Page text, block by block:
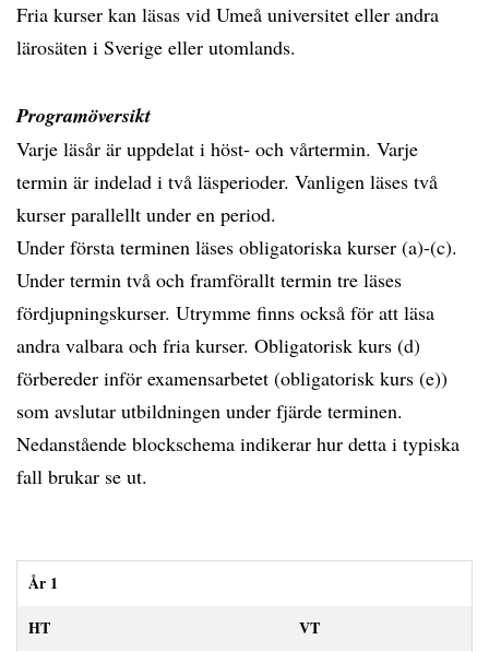
Fria kurser kan läsas vid Umeå universitet eller andra
lärosäten i Sverige eller utomlands.
Programöversikt
Varje läsår är uppdelat i höst- och vårtermin. Varje
termin är indelad i två läsperioder. Vanligen läses två
kurser parallellt under en period.
Under första terminen läses obligatoriska kurser (a)-(c).
Under termin två och framförallt termin tre läses
fördjupningskurser. Utrymme finns också för att läsa
andra valbara och fria kurser. Obligatorisk kurs (d)
förbereder inför examensarbetet (obligatorisk kurs (e))
som avslutar utbildningen under fjärde terminen.
Nedanstående blockschema indikerar hur detta i typiska
fall brukar se ut.
År 1
HT
VT